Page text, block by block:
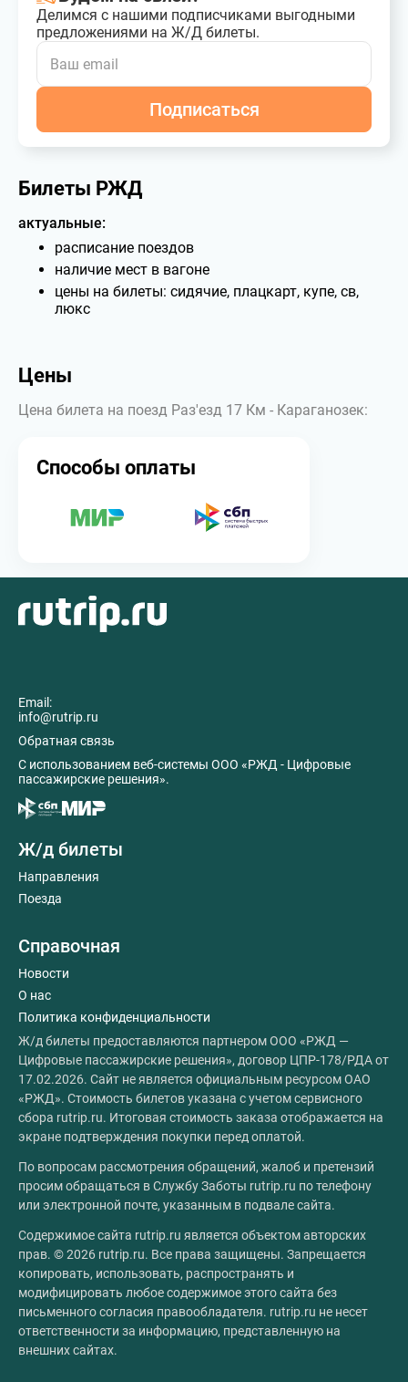
Делимся с нашими подписчиками выгодными
предложениями на Ж/Д билеты.
Подписаться
Билеты РЖД
актуальные:
расписание поездов
наличие мест в вагоне
цены на билеты: сидячие, плацкарт, купе, св,
люкс
Цены
Цена билета на поезд Раз'езд 17 Км - Караганозек:
Способы оплаты
Email:
info@rutrip.ru
Обратная связь
C использованием веб-системы ООО «РЖД - Цифровые
пассажирские решения».
Ж/д билеты
Направления
Поезда
Справочная
Новости
О нас
Политика конфиденциальности
Ж/д билеты предоставляются партнером ООО «РЖД —
Цифровые пассажирские решения», договор ЦПР-178/РДА от
17.02.2026. Сайт не является официальным ресурсом ОАО
«РЖД». Стоимость билетов указана с учетом сервисного
сбора rutrip.ru. Итоговая стоимость заказа отображается на
экране подтверждения покупки перед оплатой.
По вопросам рассмотрения обращений, жалоб и претензий
просим обращаться в Службу Заботы rutrip.ru по телефону
или электронной почте, указанным в подвале сайта.
Содержимое сайта rutrip.ru является объектом авторских
прав. © 2026 rutrip.ru. Все права защищены. Запрещается
копировать, использовать, распространять и
модифицировать любое содержимое этого сайта без
письменного согласия правообладателя. rutrip.ru не несет
ответственности за информацию, представленную на
внешних сайтах.